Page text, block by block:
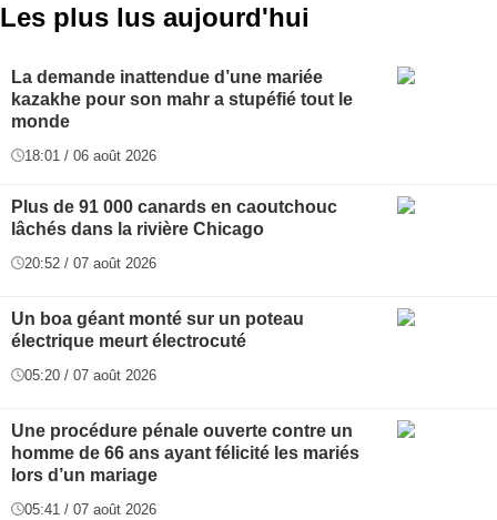
Les plus lus aujourd'hui
La demande inattendue d’une mariée
kazakhe pour son mahr a stupéfié tout le
monde
18:01 / 06 août 2026
Plus de 91 000 canards en caoutchouc
lâchés dans la rivière Chicago
20:52 / 07 août 2026
Un boa géant monté sur un poteau
électrique meurt électrocuté
05:20 / 07 août 2026
Une procédure pénale ouverte contre un
homme de 66 ans ayant félicité les mariés
lors d’un mariage
05:41 / 07 août 2026